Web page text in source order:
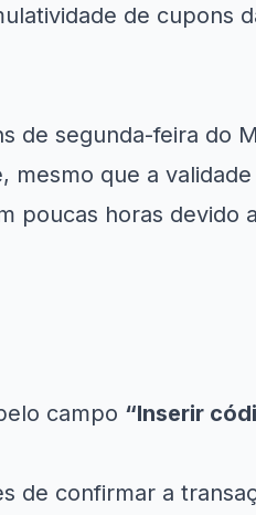
de cupons
de segunda-feira do
mesmo que a
poucas horas devido
campo “Inserir
de confirmar a